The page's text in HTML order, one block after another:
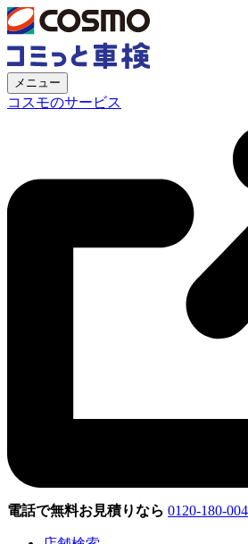
メニュー
コスモのサービス
電話で無料お見積りなら 0120-180-004